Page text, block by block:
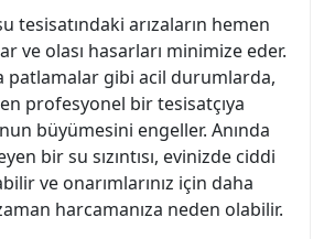
tesisatındaki arızaların hemen
ve olası hasarları minimize eder.
patlamalar gibi acil durumlarda,
profesyonel bir tesisatçıya
büyümesini engeller. Anında
bir su sızıntısı, evinizde ciddi
ve onarımlarınız için daha
harcamanıza neden olabilir.